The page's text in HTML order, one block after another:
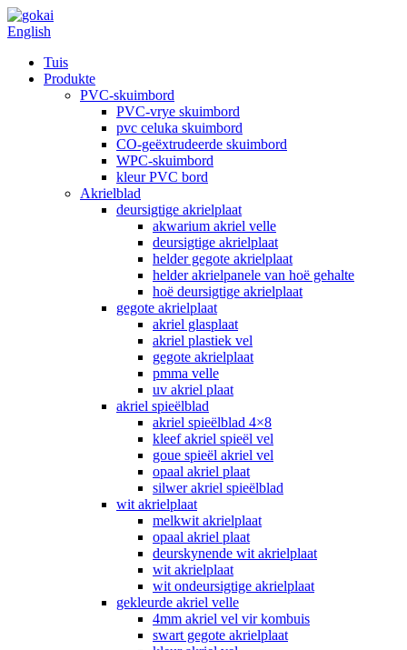
English
Tuis
Produkte
PVC-skuimbord
PVC-vrye skuimbord
pvc celuka skuimbord
CO-geëxtrudeerde skuimbord
WPC-skuimbord
kleur PVC bord
Akrielblad
deursigtige akrielplaat
akwarium akriel velle
deursigtige akrielplaat
helder gegote akrielplaat
helder akrielpanele van hoë gehalte
hoë deursigtige akrielplaat
gegote akrielplaat
akriel glasplaat
akriel plastiek vel
gegote akrielplaat
pmma velle
uv akriel plaat
akriel spieëlblad
akriel spieëlblad 4×8
kleef akriel spieël vel
goue spieël akriel vel
opaal akriel plaat
silwer akriel spieëlblad
wit akrielplaat
melkwit akrielplaat
opaal akriel plaat
deurskynende wit akrielplaat
wit akrielplaat
wit ondeursigtige akrielplaat
gekleurde akriel velle
4mm akriel vel vir kombuis
swart gegote akrielplaat